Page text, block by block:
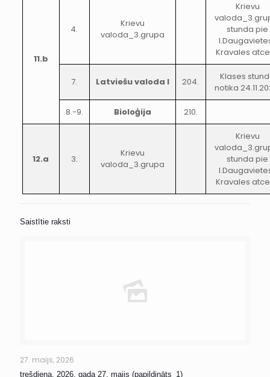
11.b
4.
Krievu
valoda_3.grupa
Krievu
stunda pie
Kravales
7. Latviešu valoda I 204.
Klases
notika
8.-9. Bioloģija 210.
12.a 3.
Krievu
valoda_3.grupa
Krievu
stunda pie
Kravales
Saistītie raksti
27. maijs, 2026
trešdiena, 2026. gada 27. maijs (papildināts_1)